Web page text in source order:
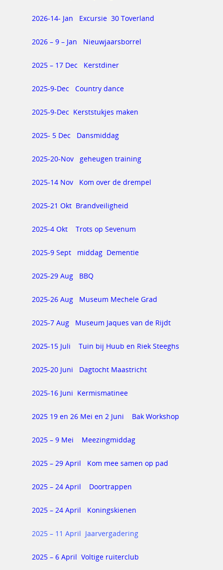
2026-14- Jan Excursie 30 Toverland
2026 – 9 – Jan Nieuwjaarsborrel
2025 – 17 Dec Kerstdiner
2025-9-Dec Country dance
2025-9-Dec Kerststukjes maken
2025- 5 Dec Dansmiddag
2025-20-Nov geheugen training
2025-14 Nov Kom over de drempel
2025-21 Okt Brandveiligheid
2025-4 Okt Trots op Sevenum
2025-9 Sept middag Dementie
2025-29 Aug BBQ
2025-26 Aug Museum Mechele Grad
2025-7 Aug Museum Jaques van de Rijdt
2025-15 Juli Tuin bij Huub en Riek Steeghs
2025-20 Juni Dagtocht Maastricht
2025-16 Juni Kermismatinee
2025 19 en 26 Mei en 2 Juni Bak Workshop
2025 – 9 Mei Meezingmiddag
2025 – 29 April Kom mee samen op pad
2025 – 24 April Doortrappen
2025 – 24 April Koningskienen
2025 – 11 April Jaarvergadering
2025 – 6 April Voltige ruiterclub